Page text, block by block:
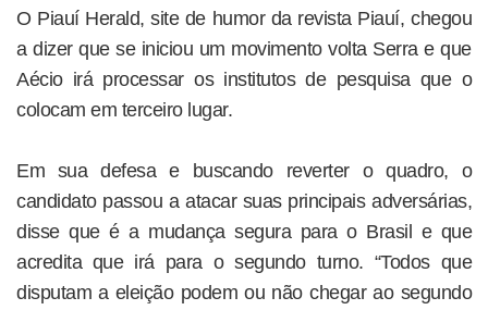
O Piauí Herald, site de humor da revista Piauí, chegou
a dizer que se iniciou um movimento volta Serra e que
Aécio irá processar os institutos de pesquisa que o
colocam em terceiro lugar.
Em sua defesa e buscando reverter o quadro, o
candidato passou a atacar suas principais adversárias,
disse que é a mudança segura para o Brasil e que
acredita que irá para o segundo turno. “Todos que
disputam a eleição podem ou não chegar ao segundo